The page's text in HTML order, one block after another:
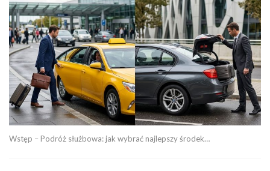
Wstęp – Podróż służbowa: jak wybrać najlepszy środek…